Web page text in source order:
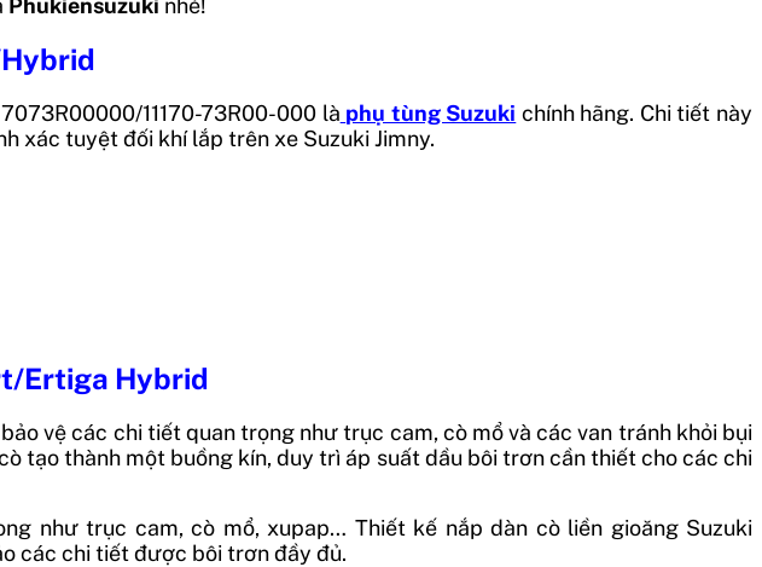
Phukiensuzuki nhé!
11170-73R00-000 là phụ tùng Suzuki chính hãng. Chi tiết này
xác tuyệt đối khí lắp trên xe Suzuki Jimny.
Ertiga Hybrid
vệ các chi tiết quan trọng như trục cam, cò mổ và các van tránh khỏi bụi
tạo thành một buồng kín, duy trì áp suất dầu bôi trơn cần thiết cho các chi
như trục cam, cò mổ, xupap… Thiết kế nắp dàn cò liền gioăng Suzuki
các chi tiết được bôi trơn đầy đủ.